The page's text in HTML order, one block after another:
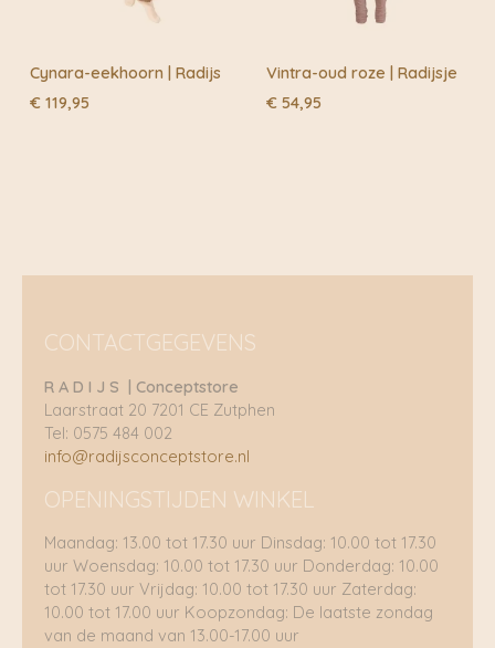
Cynara-eekhoorn | Radijs
€ 119,95
Vintra-oud roze | Radijsje
€ 54,95
CONTACTGEGEVENS
R A D I J S | Conceptstore
Laarstraat 20 7201 CE Zutphen
Tel: 0575 484 002
info@radijsconceptstore.nl
OPENINGSTIJDEN WINKEL
Maandag: 13.00 tot 17.30 uur Dinsdag: 10.00 tot 17.30
uur Woensdag: 10.00 tot 17.30 uur Donderdag: 10.00
tot 17.30 uur Vrijdag: 10.00 tot 17.30 uur Zaterdag:
10.00 tot 17.00 uur Koopzondag: De laatste zondag
van de maand van 13.00-17.00 uur